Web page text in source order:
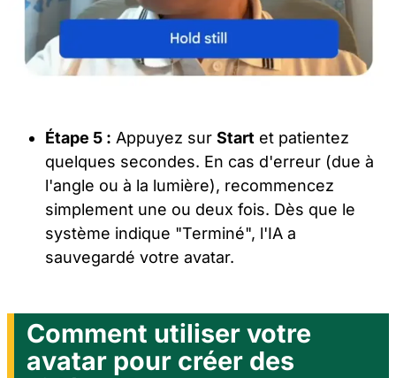
Étape 5 : Appuyez surStart et patientez
quelques secondes. En cas d'erreur (due à
l'angle ou à la lumière), recommencez
simplement une ou deux fois. Dès que le
système indique "Terminé", l'IA a
sauvegardé votre avatar.
Comment utiliser votre
avatar pour créer des